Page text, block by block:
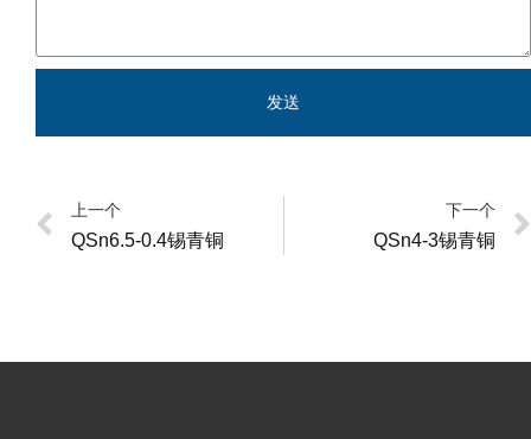
发送
上一个
QSn6.5-0.4锡青铜
下一个
QSn4-3锡青铜